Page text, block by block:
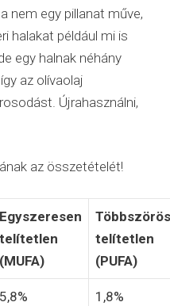
nem egy pillanat műve,
halakat például mi is
egy halnak néhány
az olívaolaj
Újrahasználni,
az összetételét!
Egyszeresen
telítetlen
(MUFA)
telítetlen
(PUFA)
5,8% 1,8%